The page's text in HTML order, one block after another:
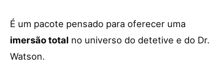
É um pacote pensado para oferecer uma
imersão total no universo do detetive e do Dr.
Watson.